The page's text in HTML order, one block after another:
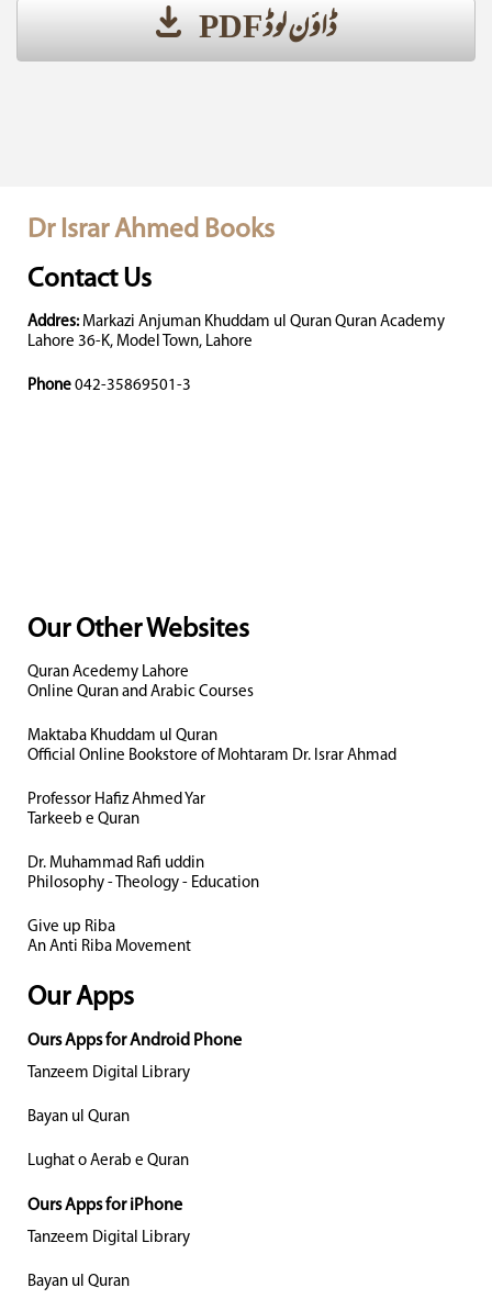
ڈاؤن لوڈ PDF
Dr Israr Ahmed Books
Contact Us
Addres: Markazi Anjuman Khuddam ul Quran Quran Academy
Lahore 36-K, Model Town, Lahore
Phone 042-35869501-3
Our Other Websites
Quran Acedemy Lahore
Online Quran and Arabic Courses
Maktaba Khuddam ul Quran
Official Online Bookstore of Mohtaram Dr. Israr Ahmad
Professor Hafiz Ahmed Yar
Tarkeeb e Quran
Dr. Muhammad Rafi uddin
Philosophy - Theology - Education
Give up Riba
An Anti Riba Movement
Our Apps
Ours Apps for Android Phone
Tanzeem Digital Library
Bayan ul Quran
Lughat o Aerab e Quran
Ours Apps for iPhone
Tanzeem Digital Library
Bayan ul Quran